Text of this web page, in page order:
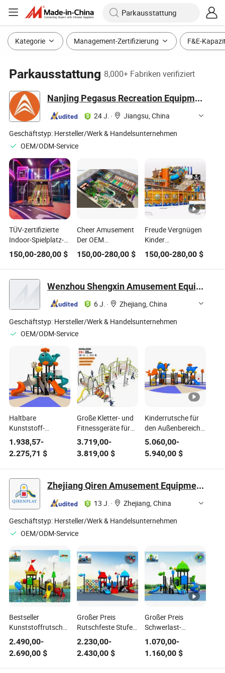
Kategorie Management-Zertifizierung F&E-
Parkausstattung 8,000+ Fabriken verifiziert
Nanjing Pegasus Recreation Equipment Co., Ltd.
24 J. ·
Jiangsu, China
Geschäftstyp: Hersteller/Werk & Handelsunternehmen
OEM/ODM-Service
TÜV-zertifizierte
Indoor-Spielplatz-
Spielgeräte für
Kinder mit LED-
Rutschen,
maßgeschneidert
150,00-280,00 $
Cheer Amusement
Der OEM
Trampolinpark-
Ausrüstungshersteller
150,00-280,00$
Freude Vergnügen
Kinder
Piratenschiff
Themenpark Weich
enthaltene Indoor-
150,00-280,00$
Wenzhou Shengxin Amusement Equipment Co., Ltd.
6 J. ·
Zhejiang, China
Geschäftstyp: Hersteller/Werk & Handelsunternehmen
OEM/ODM-Service
Haltbare
Kunststoff-
Spielplatzgeräte für
den Außenbereich
mit Rutschen und
Schaukeln für
Parks
1.938,57-
2.275,71 $
Große Kletter- und
Fitnessgeräte für
Kinder in Parks
3.719,00-
3.819,00$
Kinderrutsche für
den Außenbereich
Spielgeräte für
Spielplätze und
Parks
5.060,00-
5.940,00$
Zhejiang Qiren Amusement Equipment Co., Ltd
13 J. ·
Zhejiang, China
Geschäftstyp: Hersteller/Werk & Handelsunternehmen
OEM/ODM-Service
Bestseller
Kunststoffrutsche
Spielplatzgeräte
Freizeitanlage
Wasserpark für
Kinder
2.490,00-
2.690,00 $
Großer Preis
Rutschfeste Stufen
Rutsche
Spielplatzgeräte für
Park
2.230,00-
2.430,00$
Großer Preis
Schwerlast-
Kunststoffrutsche
Spielplatzgeräte für
den Park
1.070,00-
1.160,00$